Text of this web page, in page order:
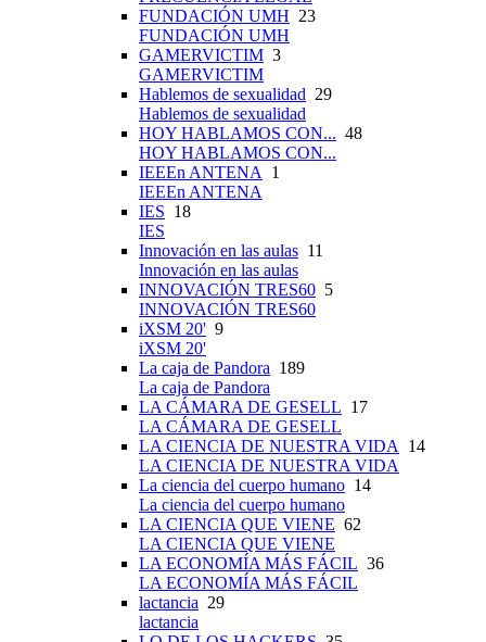
FUNDACIÓN UMH 23
FUNDACIÓN UMH
GAMERVICTIM 3
GAMERVICTIM
Hablemos de sexualidad 29
Hablemos de sexualidad
HOY HABLAMOS CON... 48
HOY HABLAMOS CON...
IEEEn ANTENA
1
IEEEn ANTENA
IES 18
IES
Innovación en las aulas 11
Innovación en las aulas
INNOVACIÓN TRES60 5
INNOVACIÓN TRES60
iXSM 20' 9
iXSM 20'
La caja de Pandora 189
La caja de Pandora
LA CÁMARA DE GESELL 17
LA CÁMARA DE GESELL
LA CIENCIA DE NUESTRA VIDA
14
LA CIENCIA DE NUESTRA VIDA
La ciencia del cuerpo humano 14
La ciencia del cuerpo humano
LA CIENCIA QUE VIENE 62
LA CIENCIA QUE VIENE
LA ECONOMÍA MÁS FÁCIL 36
LA ECONOMÍA MÁS FÁCIL
lactancia 29
lactancia